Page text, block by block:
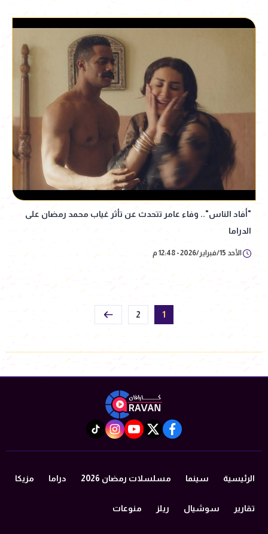
"أفاد الناس".. وفاء عامر تتحدث عن تأثر غياب محمد رمضان على
الدراما
الأحد 15/فبراير/2026 - 12:48 م
1
2
facebook
twitter
youtube
instagram
tiktok
الرئيسية سينما مسلسلات رمضان 2026 دراما مزيكا
تقارير سوشيال ريلز منوعات